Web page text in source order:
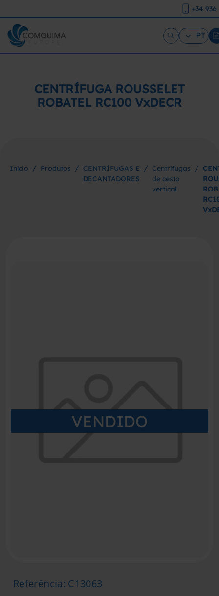
+34
PT
CENTRÍFUGA ROUSSELET
ROBATEL RC100 VxDECR
Início / Produtos / CENTRÍFUGAS E
DECANTADORES
/ Centrífugas
de cesto
vertical
/
VENDIDO
Referência: C13063